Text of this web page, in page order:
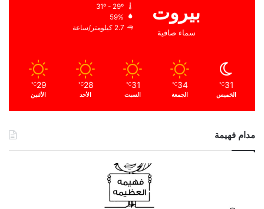
بيروت
سماء صافية
59%
2.7 كيلومتر/ساعة
31
℃
الخميس
34
℃
الجمعة
31
℃
السبت
28
℃
الأحد
29
℃
الأثنين
مدام فهيمة